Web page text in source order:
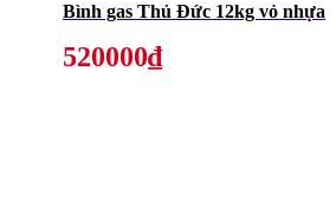
Bình gas Thủ Đức 12kg vỏ nhựa
520000₫